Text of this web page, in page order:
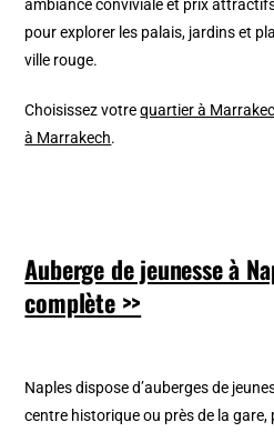
ambiance conviviale et prix
pour explorer les palais, jardins et
ville rouge.
Choisissez votrequartier à
à Marrakech.
Auberge de jeunesse à
complète >>
Naples dispose d’auberges de
centre historique ou près de la gare,